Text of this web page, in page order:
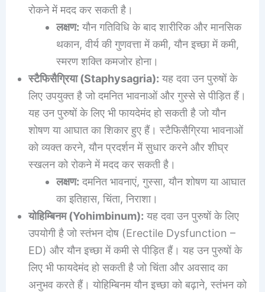
रोकने में मदद कर सकती है।
लक्षण: यौन गतिविधि के बाद शारीरिक और मानसिक
थकान, वीर्य की गुणवत्ता में कमी, यौन इच्छा में कमी,
स्मरण शक्ति कमजोर होना।
स्टैफिसैग्रिया (Staphysagria): यह दवा उन पुरुषों के
लिए उपयुक्त है जो दमनित भावनाओं और गुस्से से पीड़ित हैं।
यह उन पुरुषों के लिए भी फायदेमंद हो सकती है जो यौन
शोषण या आघात का शिकार हुए हैं। स्टैफिसैग्रिया भावनाओं
को व्यक्त करने, यौन प्रदर्शन में सुधार करने और शीघ्र
स्खलन को रोकने में मदद कर सकती है।
लक्षण: दमनित भावनाएं, गुस्सा, यौन शोषण या आघात
का इतिहास, चिंता, निराशा।
योहिम्बिनम (Yohimbinum): यह दवा उन पुरुषों के लिए
उपयोगी है जो स्तंभन दोष (Erectile Dysfunction –
ED) और यौन इच्छा में कमी से पीड़ित हैं। यह उन पुरुषों के
लिए भी फायदेमंद हो सकती है जो चिंता और अवसाद का
अनुभव करते हैं। योहिम्बिनम यौन इच्छा को बढ़ाने, स्तंभन को